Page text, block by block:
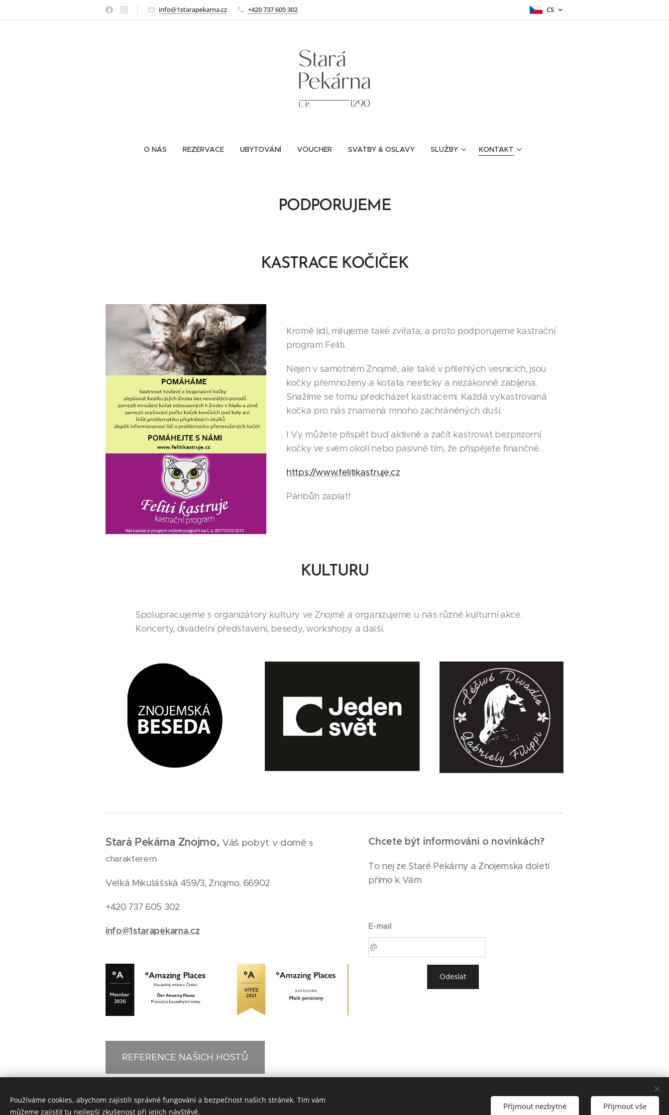
info@1starapekarna.cz +420 737 605 302 CS
O NÁS REZERVACE UBYTOVÁNÍ VOUCHER SVATBY & OSLAVY SLUŽBY KONTAKT
PODPORUJEME
KASTRACE KOČIČEK
Kromě lidí, milujeme také zvířata, a proto podporujeme kastrační
program Feliti.
Nejen v samotném Znojmě, ale také v přilehlých vesnicích, jsou
kočky přemnoženy a koťata neeticky a nezákonně zabíjena.
Snažíme se tomu předcházet kastracemi. Každá vykastrovaná
kočka pro nás znamená mnoho zachráněných duší.
I Vy můžete přispět buď aktivně a začít kastrovat bezprizorní
kočky ve svém okolí nebo pasivně tím, že přispějete finančně.
https://www.felitikastruje.cz
Pánbůh zaplať!
KULTURU
Spolupracujeme s organizátory kultury ve Znojmě a organizujeme u nás různé kulturní akce.
Koncerty, divadelní představení, besedy, workshopy a další.
Stará Pekárna Znojmo, Váš pobyt v domě s
charakterem
Velká Mikulášská 459/3, Znojmo, 66902
+420 737 605 302
info@1starapekarna.cz
Chcete být informováni o novinkách?
To nej ze Staré Pekárny a Znojemska doletí
přímo k Vám
E-mail
Odeslat
REFERENCE NAŠICH HOSTŮ
Používáme cookies, abychom zajistili správné fungování a bezpečnost našich stránek. Tím vám
můžeme zajistit tu nejlepší zkušenost při jejich návštěvě.
Přijmout nezbytné Přijmout vše